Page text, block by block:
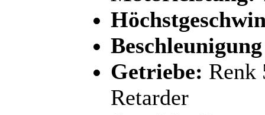
Getriebe: Renk
Retarder